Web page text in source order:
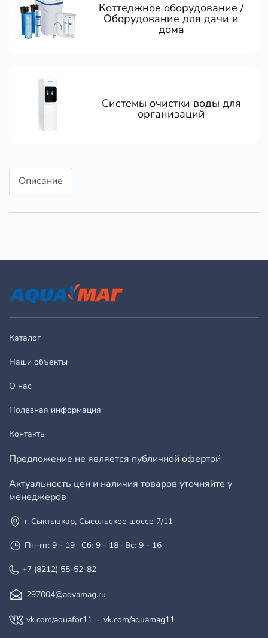
Коттеджное оборудование /
Оборудование для дачи и
дома
Системы очистки воды для
организаций
Описание
Каталог
Наши объекты
О нас
Полезная информация
Контакты
Предложение не является публичной офертой
Актуальность цен и наличия товаров уточняйте у
менеджеров
г. Сыктывкар, Сысольское шоссе 7/11
Пн-пт: 9 - 19 · Сб: 9 - 18 · Вс: 9 - 16
+7 (8212) 55-52-82
297004@aqvamag.ru
vk.com/aquafor11 · vk.com/aquamag11